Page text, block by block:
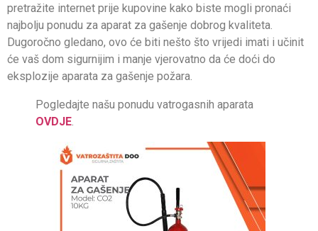
pretražite internet prije kupovine kako biste mogli pronaći
najbolju ponudu za aparat za gašenje dobrog kvaliteta.
Dugoročno gledano, ovo će biti nešto što vrijedi imati i učinit
će vaš dom sigurnijim i manje vjerovatno da će doći do
eksplozije aparata za gašenje požara.
Pogledajte našu ponudu vatrogasnih aparata
OVDJE